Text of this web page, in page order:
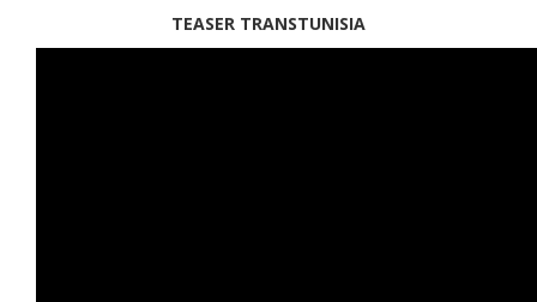
TEASER TRANSTUNISIA